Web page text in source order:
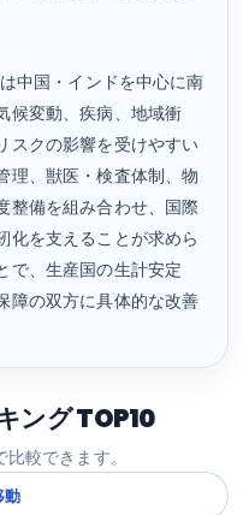
中国・インドを中心に南
候変動、疾病、地域衝
スクの影響を受けやすい
理、獣医・検査体制、物
整備を組み合わせ、国際
化を支えることが求めら
で、生産国の生計安定
障の双方に具体的な改善
ング TOP10
較できます。
動